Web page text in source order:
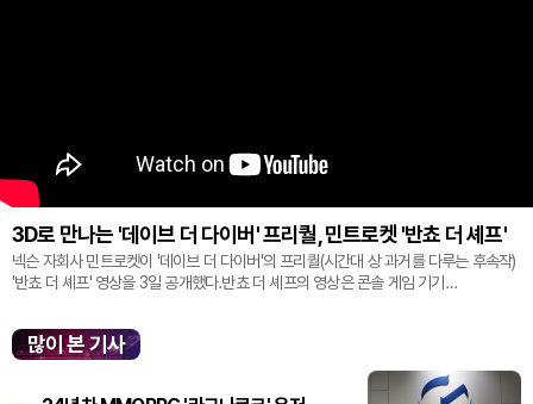
3D로 만나는 '데이브 더 다이버' 프리퀄, 민트로켓 '반쵸 더 셰프'
넥슨 자회사 민트로켓이 '데이브 더 다이버'의 프리퀄(시간대 상 과거를 다루는 후속작)
'반쵸 더 셰프' 영상을 3일 공개했다.반쵸 더 셰프의 영상은 콘솔 게임 기기
많이 본 기사